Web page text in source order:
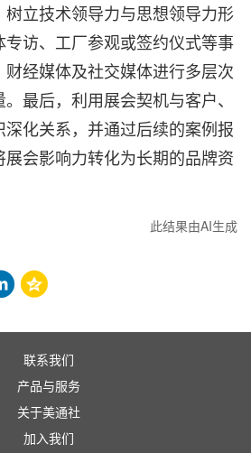
立技术领导力与思想领导力形
访、工厂参观或签约仪式等事
经媒体及社交媒体进行多层次
最后，利用展会契机与客户、
化关系，并通过后续的案例报
会影响力转化为长期的品牌资
此结果由AI生成
联系我们
产品与服务
关于美通社
加入我们